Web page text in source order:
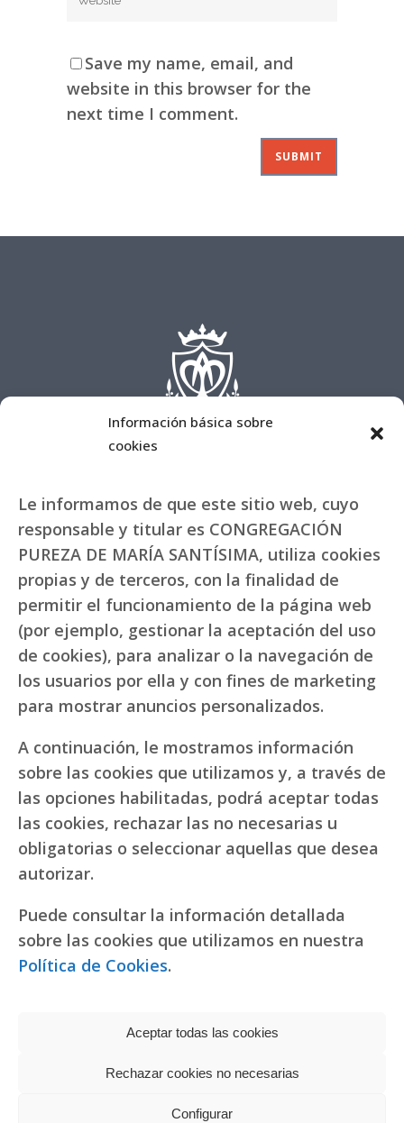
Información básica sobre
cookies
Le informamos de que este sitio web, cuyo
responsable y titular es CONGREGACIÓN
PUREZA DE MARÍA SANTÍSIMA, utiliza cookies
propias y de terceros, con la finalidad de
permitir el funcionamiento de la página web
(por ejemplo, gestionar la aceptación del uso
de cookies), para analizar o la navegación de
los usuarios por ella y con fines de marketing
para mostrar anuncios personalizados.
A continuación, le mostramos información
sobre las cookies que utilizamos y, a través de
las opciones habilitadas, podrá aceptar todas
las cookies, rechazar las no necesarias u
obligatorias o seleccionar aquellas que desea
autorizar.
Puede consultar la información detallada
sobre las cookies que utilizamos en nuestra
Política de Cookies.
Aceptar todas las cookies
Rechazar cookies no necesarias
Configurar
Save my name, email, and
website in this browser for the
next time I comment.